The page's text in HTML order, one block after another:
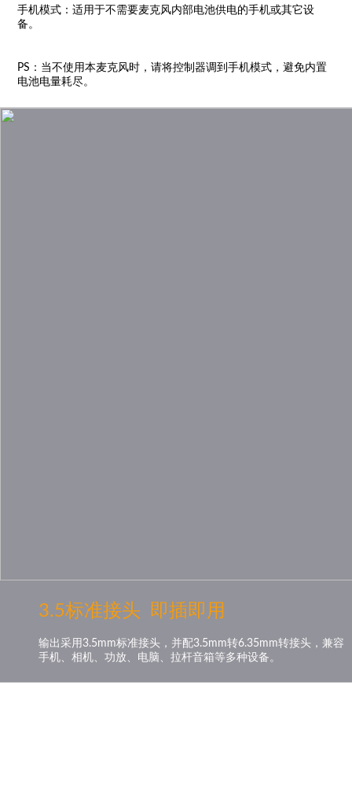
手机模式：适用于不需要麦克风内部电池供电的手机或其它设
备。
PS：当不使用本麦克风时，请将控制器调到手机模式，避免内置
电池电量耗尽。
3.5标准接头 即插即用
输出采用3.5mm标准接头，并配3.5mm转6.35mm转接头，兼容
手机、相机、功放、电脑、拉杆音箱等多种设备。